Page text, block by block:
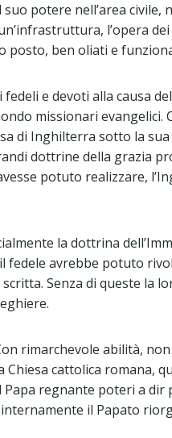
potere nell’area civile,
l’opera dei
posto, ben oliati e
e devoti alla causa
missionari evangelici.
di Inghilterra sotto la
dottrine della grazia
potuto realizzare,
la dottrina
fedele avrebbe potuto
Senza di queste la
rimarchevole abilità,
cattolica romana,
regnante poteri a dir
il Papato